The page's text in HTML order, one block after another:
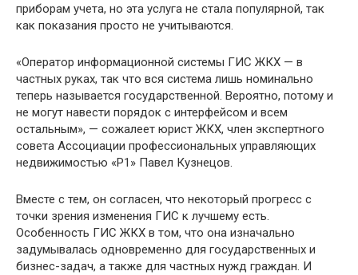
приборам учета, но эта услуга не стала популярной, так
как показания просто не учитываются.
«Оператор информационной системы ГИС ЖКХ — в
частных руках, так что вся система лишь номинально
теперь называется государственной. Вероятно, потому и
не могут навести порядок с интерфейсом и всем
остальным», — сожалеет юрист ЖКХ, член экспертного
совета Ассоциации профессиональных управляющих
недвижимостью «Р1» Павел Кузнецов.
Вместе с тем, он согласен, что некоторый прогресс с
точки зрения изменения ГИС к лучшему есть.
Особенность ГИС ЖКХ в том, что она изначально
задумывалась одновременно для государственных и
бизнес-задач, а также для частных нужд граждан. И